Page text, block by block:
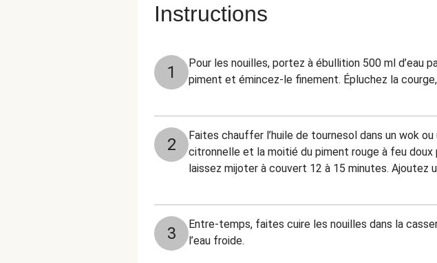
Instructions
1
Pour les nouilles, portez à ébullition 500 ml d’eau
piment et émincez-le finement. Épluchez la
2
Faites chauffer l’huile de tournesol dans un wok
citronnelle et la moitié du piment rouge à feu
laissez mijoter à couvert 12 à 15 minutes. Ajoutez
3
Entre-temps, faites cuire les nouilles dans la
l’eau froide.